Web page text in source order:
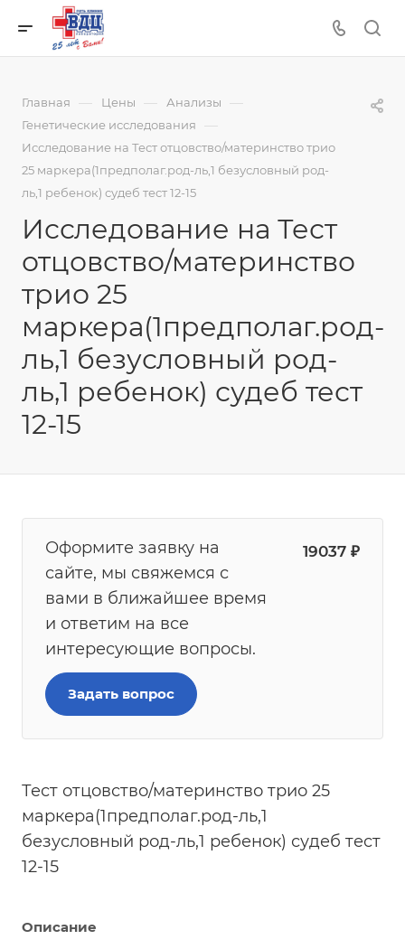
Главная — Цены — Анализы —
Генетические исследования —
Исследование на Тест отцовство/материнство трио
25 маркера(1предполаг.род-ль,1 безусловный род-
ль,1 ребенок) судеб тест 12-15
Исследование на Тест
отцовство/материнство
трио 25
маркера(1предполаг.род-
ль,1 безусловный род-
ль,1 ребенок) судеб тест
12-15
Оформите заявку на
сайте, мы свяжемся с
вами в ближайшее время
и ответим на все
интересующие вопросы.
19037 ₽
Задать вопрос
Тест отцовство/материнство трио 25
маркера(1предполаг.род-ль,1
безусловный род-ль,1 ребенок) судеб тест
12-15
Описание